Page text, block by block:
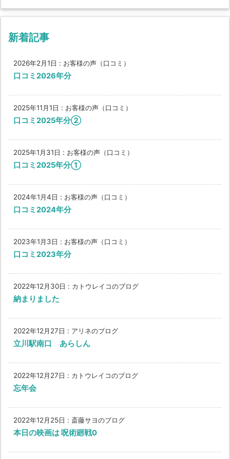
新着記事
2026年2月1日 : お客様の声（口コミ）
口コミ2026年分
2025年11月1日 : お客様の声（口コミ）
口コミ2025年分②
2025年1月31日 : お客様の声（口コミ）
口コミ2025年分①
2024年1月4日 : お客様の声（口コミ）
口コミ2024年分
2023年1月3日 : お客様の声（口コミ）
口コミ2023年分
2022年12月30日 : カトウレイコのブログ
納まりました
2022年12月27日 : アリネのブログ
立川駅南口 あらしん
2022年12月27日 : カトウレイコのブログ
忘年会
2022年12月25日 : 斎藤サヨのブログ
本日の映画は 呪術廻戦0